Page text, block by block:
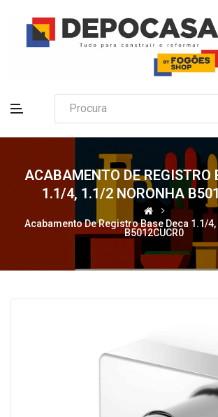
ACABAMENTO DE REGISTRO
1.1/4, 1.1/2 NORONHA
Acabamento De Registro Base Deca 1.1/
B5012CUCR0